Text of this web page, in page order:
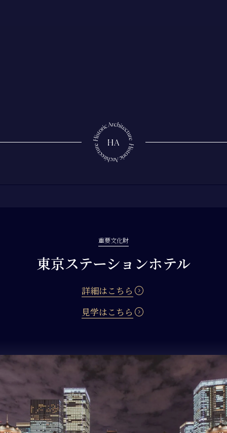
重要文化財
東京ステーションホテル
詳細はこちら expand_circle_right
見学はこちら expand_circle_right